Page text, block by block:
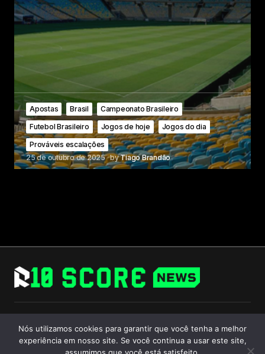
Apostas Brasil
Campeonato Brasileiro
Futebol Brasileiro
Jogos de hoje
Jogos do dia
Prováveis escalações
25 de outubro de 2025 byTiago Brandão
Follow Us
Nós utilizamos cookies para garantir que você tenha a melhor
experiência em nosso site. Se você continua a usar este site,